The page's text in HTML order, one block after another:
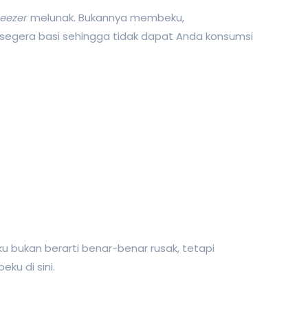
melunak. Bukannya membeku,
basi sehingga tidak dapat Anda konsumsi
bukan berarti benar-benar rusak, tetapi
di sini.